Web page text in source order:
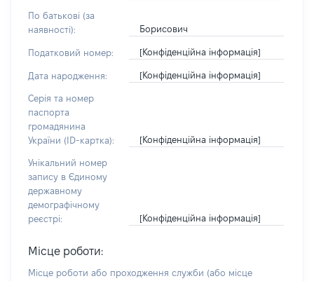
По батькові (за
наявності):
Борисович
Податковий номер: [Конфіденційна інформація]
Дата народження: [Конфіденційна інформація]
Серія та номер
паспорта
громадянина
України (ID-картка):
[Конфіденційна інформація]
Унікальний номер
запису в Єдиному
державному
демографічному
реєстрі:
[Конфіденційна інформація]
Місце роботи:
Місце роботи або проходження служби (або місце